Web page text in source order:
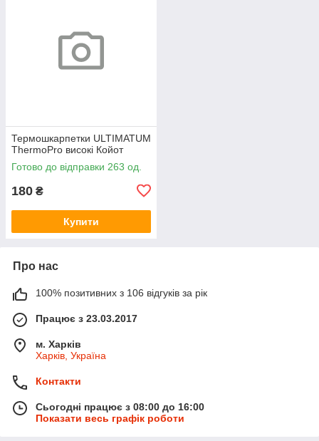
Термошкарпетки ULTIMATUM
ThermoPro високі Койот
Готово до відправки 263 од.
180 ₴
Купити
Про нас
100% позитивних з 106 відгуків за рік
Працює з 23.03.2017
м. Харків
Харків, Україна
Контакти
Сьогодні працює з 08:00 до 16:00
Показати весь графік роботи